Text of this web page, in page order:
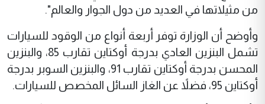
من مثيلاتها في العديد من دول الجوار والعالم".
وأوضح أن الوزارة توفر أربعة أنواع من الوقود للسيارات
تشمل البنزين العادي بدرجة أوكتاين تقارب 85، والبنزين
المحسن بدرجة أوكتاين تقارب 91، والبنزين السوبر بدرجة
أوكتاين 95، فضلاً عن الغاز السائل المخصص للسيارات.